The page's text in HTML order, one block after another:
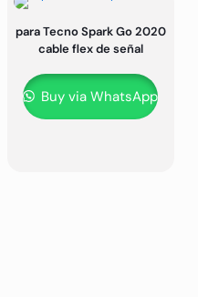
para Tecno Spark Go 2020
cable flex de señal
Buy via WhatsApp